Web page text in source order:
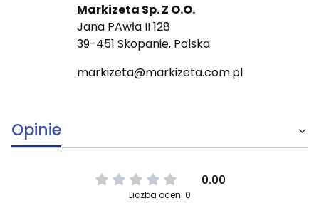
Markizeta Sp. Z O.O.
Jana PAwła II 128
39-451 Skopanie, Polska
markizeta@markizeta.com.pl
Opinie
0.00
Liczba ocen: 0